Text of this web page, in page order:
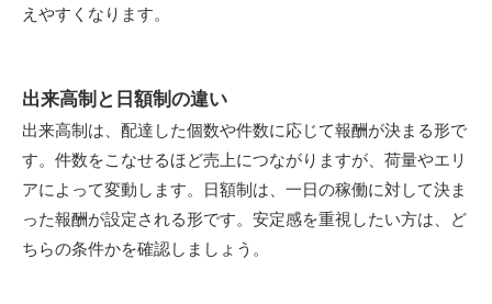
えやすくなります。
出来高制と日額制の違い
出来高制は、配達した個数や件数に応じて報酬が決まる形で
す。件数をこなせるほど売上につながりますが、荷量やエリ
アによって変動します。日額制は、一日の稼働に対して決ま
った報酬が設定される形です。安定感を重視したい方は、ど
ちらの条件かを確認しましょう。